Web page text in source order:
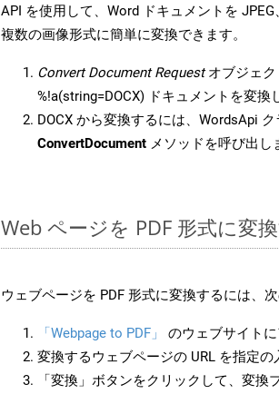
API を使用して、Word ドキュメントを
複数の画像形式に簡単に変換できます。
Convert Document Requestオブジェク
%!a(string=DOCX) ドキュメントを変換
DOCX から変換するには、WordsApi
ConvertDocument メソッドを呼び出し
Web ページを PDF 形式に変
ウェブページを PDF 形式に変換するには、次
「Webpage to PDF」
のウェブサイトに
変換するウェブページの URL を指定の
「変換」ボタンをクリックして、変換